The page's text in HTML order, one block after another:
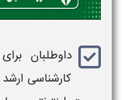
داوطلبان
کارشناسی ارشد ۱۴۰۶